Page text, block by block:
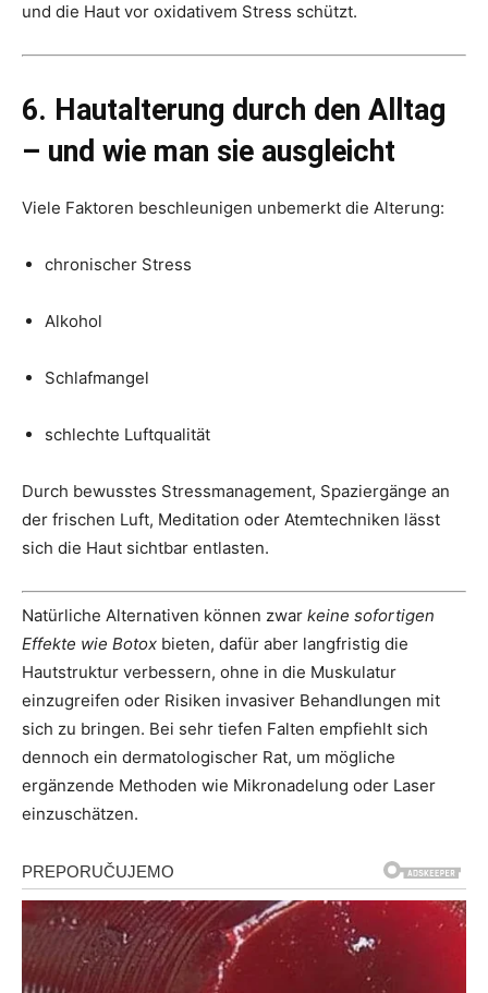
und die Haut vor oxidativem Stress schützt.
6. Hautalterung durch den Alltag
– und wie man sie ausgleicht
Viele Faktoren beschleunigen unbemerkt die Alterung:
chronischer Stress
Alkohol
Schlafmangel
schlechte Luftqualität
Durch bewusstes Stressmanagement, Spaziergänge an
der frischen Luft, Meditation oder Atemtechniken lässt
sich die Haut sichtbar entlasten.
Natürliche Alternativen können zwar keine sofortigen
Effekte wie Botox bieten, dafür aber langfristig die
Hautstruktur verbessern, ohne in die Muskulatur
einzugreifen oder Risiken invasiver Behandlungen mit
sich zu bringen. Bei sehr tiefen Falten empfiehlt sich
dennoch ein dermatologischer Rat, um mögliche
ergänzende Methoden wie Mikronadelung oder Laser
einzuschätzen.